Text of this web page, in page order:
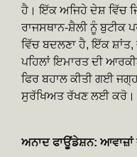
ਹੈ। ਇੱਕ ਅਜਿਹੇ ਦੇਸ਼ ਵਿੱਚ
ਰਾਜਸਥਾਨ-ਸ਼ੈਲੀ ਨੂੰ ਬੁਟੀਕ
ਵਿੱਚ ਬਦਲਣਾ ਹੈ, ਇੱਕ ਸ਼ਾਂਤ,
ਪਹਿਲਾਂ ਇਮਾਰਤ ਦੀ
ਫਿਰ ਬਹਾਲ ਕੀਤੀ ਗਈ
ਸੁਰੱਖਿਅਤ ਰੱਖਣ ਲਈ ਕਰੋ।
ਅਨਾਦ ਫਾਊਂਡੇਸ਼ਨ: ਆਵਾਜ਼ਾਂ